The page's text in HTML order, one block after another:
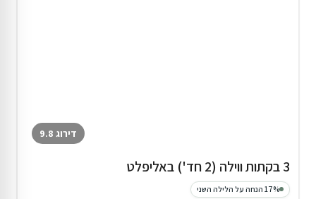
דירוג 9.8
3 בקתות ווילה (2 חד') באליפלט
17% הנחה על הלילה השני